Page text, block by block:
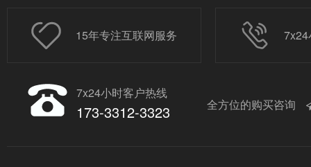
15年专注互联网服务
7x24小时客户热线
173-3312-3323 全方位的购买咨询